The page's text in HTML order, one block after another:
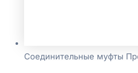
Соединительные муфты